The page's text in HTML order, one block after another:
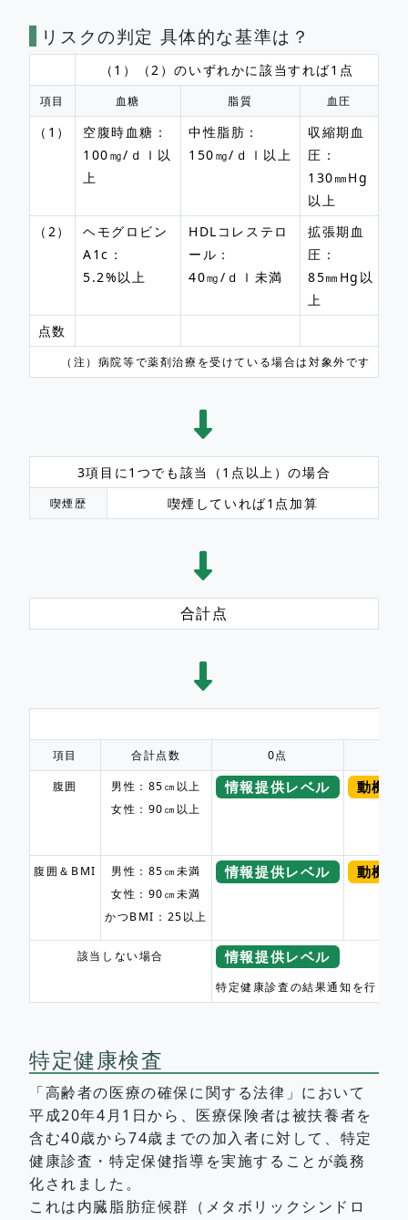
リスクの判定 具体的な基準は？
（1）（2）のいずれかに該当すれば1点
項目 血糖 脂質 血圧
（1）
空腹時血糖：
100㎎/ｄｌ以
上
中性脂肪：
150㎎/ｄｌ以上
収縮期血
圧：
130㎜Hg
以上
（2）
ヘモグロビン
A1c：
5.2%以上
HDLコレステロ
ール：
40㎎/ｄｌ未満
拡張期血
圧：
85㎜Hg以
上
点数
（注）病院等で薬剤治療を受けている場合は対象外です
3項目に1つでも該当（1点以上）の場合
喫煙歴 喫煙していれば1点加算
合計点
項目 合計点数
0点
腹囲
男性：85㎝以上
女性：90㎝以上
情報提供レベル 動機づ
腹囲＆BMI
男性：85㎝未満
女性：90㎝未満
かつBMI：25以上
情報提供レベル 動機づ
該当しない場合 情報提供レベル
特定健康診査の結果通知を行う
特定健康検査
「高齢者の医療の確保に関する法律」において
平成20年4月1日から、医療保険者は被扶養者を
含む40歳から74歳までの加入者に対して、特定
健康診査・特定保健指導を実施することが義務
化されました。
これは内臓脂肪症候群（メタボリックシンドロ